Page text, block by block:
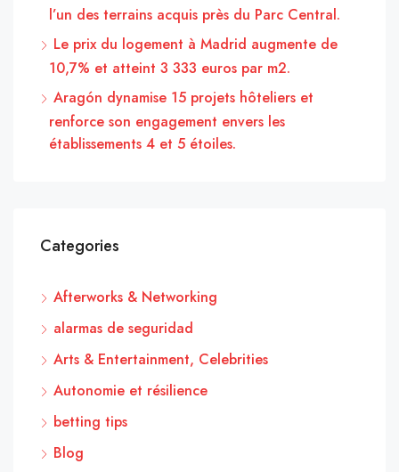
l’un des terrains acquis près du Parc Central.
Le prix du logement à Madrid augmente de
10,7% et atteint 3 333 euros par m2.
Aragón dynamise 15 projets hôteliers et
renforce son engagement envers les
établissements 4 et 5 étoiles.
Categories
Afterworks & Networking
alarmas de seguridad
Arts & Entertainment, Celebrities
Autonomie et résilience
betting tips
Blog